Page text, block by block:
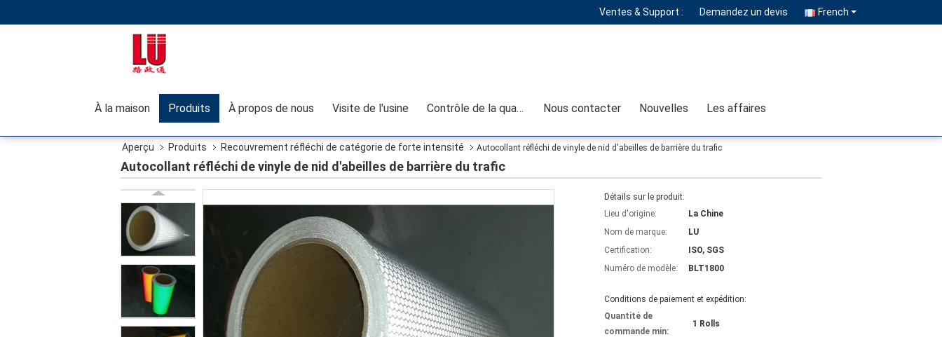
Ventes & Support : Demandez un devis French
À la maison Produits À propos de nous Visite de l'usine Contrôle de la qualité Nous contacter Nouvelles Les affaires
Aperçu Produits Recouvrement réfléchi de catégorie de forte intensité Autocollant réfléchi de vinyle de nid d'abeilles de barrière du trafic
Autocollant réfléchi de vinyle de nid d'abeilles de barrière du trafic
Détails sur le produit:
Lieu d'origine:
La Chine
Nom de marque:
LU
Certification:
ISO, SGS
Numéro de modèle:
BLT1800
Conditions de paiement et expédition:
Quantité de
commande min:
1 Rolls